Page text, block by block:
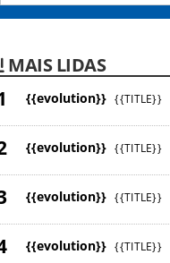
MAIS LIDAS
{{evolution}} {{TITLE}}
{{evolution}} {{TITLE}}
{{evolution}} {{TITLE}}
{{evolution}} {{TITLE}}